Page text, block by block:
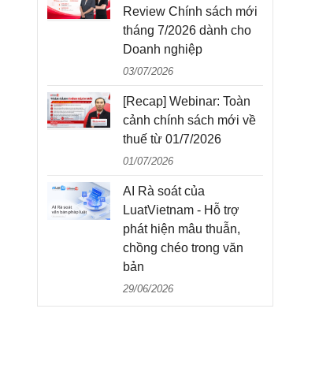
Review Chính sách mới
tháng 7/2026 dành cho
Doanh nghiệp
03/07/2026
[Recap] Webinar: Toàn
cảnh chính sách mới về
thuế từ 01/7/2026
01/07/2026
AI Rà soát của
LuatVietnam - Hỗ trợ
phát hiện mâu thuẫn,
chồng chéo trong văn
bản
29/06/2026